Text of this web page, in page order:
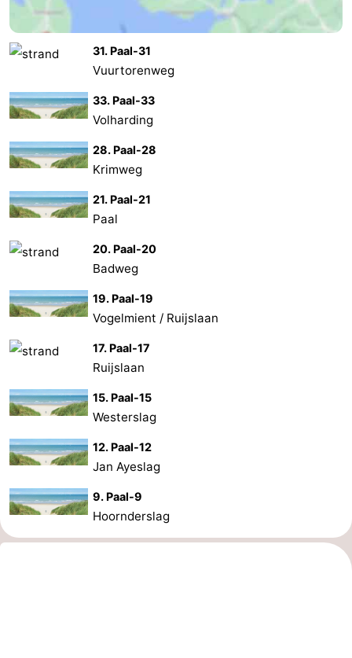
Medizin
Adressen
Region
Watteninseln
Schiermonnikoog
-
Ameland
-
Terschelling
-
-
Natur
Duinen
-
aan
Zee
Bergen
-
Alkmaar
-
Egmond
-
31. Paal-31
Vuurtorenweg
33. Paal-33
Volharding
28. Paal-28
Krimweg
21. Paal-21
Paal
20. Paal-20
Badweg
19. Paal-19
Vogelmient / Ruijslaan
17. Paal-17
Ruijslaan
15. Paal-15
Westerslag
12. Paal-12
Jan Ayeslag
9. Paal-9
Hoornderslag